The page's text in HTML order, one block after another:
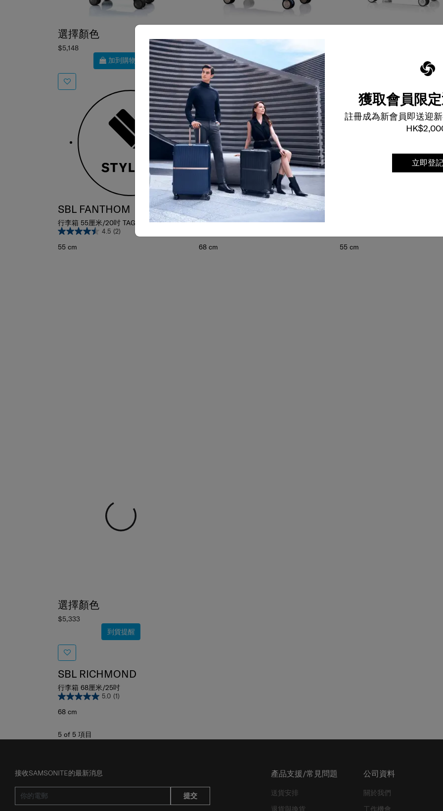
獲取會員限
註冊成為新會員即送迎
立即登記
選擇顏色
$5,148
加到購物車
SBL FANTHOM
行李箱 55厘米/20吋 TAG
4.5 (2)
55 cm
$5,650
加到購物車
SBL RICHMOND II
行李箱 68厘米/25吋 TAG
68 cm
加到購物車
55 cm
選擇顏色
$5,333
到貨提醒
SBL RICHMOND
行李箱 68厘米/25吋
5.0 (1)
68 cm
5 of 5 項目
接收SAMSONITE的最新消息
提交
產品支援/常見問題
送貨安排
公司資料
關於我們